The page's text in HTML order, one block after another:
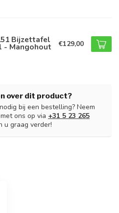
Bijzettafel
- Mangohout €129,00
over dit product?
bij een bestelling? Neem
ons op via +31 5 23 265
u graag verder!